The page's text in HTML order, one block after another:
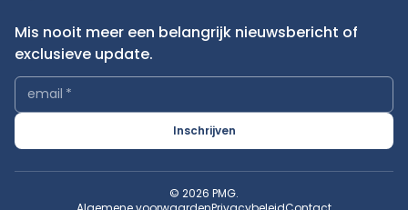
Mis nooit meer een belangrijk nieuwsbericht of
exclusieve update.
email *
Inschrijven
© 2026 PMG.